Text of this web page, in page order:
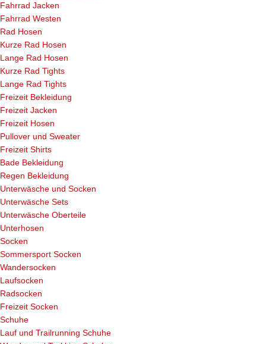
Fahrrad Jacken
Fahrrad Westen
Rad Hosen
Kurze Rad Hosen
Lange Rad Hosen
Kurze Rad Tights
Lange Rad Tights
Freizeit Bekleidung
Freizeit Jacken
Freizeit Hosen
Pullover und Sweater
Freizeit Shirts
Bade Bekleidung
Regen Bekleidung
Unterwäsche und Socken
Unterwäsche Sets
Unterwäsche Oberteile
Unterhosen
Socken
Sommersport Socken
Wandersocken
Laufsocken
Radsocken
Freizeit Socken
Schuhe
Lauf und Trailrunning Schuhe